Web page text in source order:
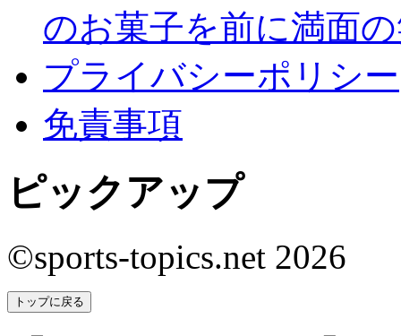
のお菓子を前に満面
プライバシーポリシー
免責事項
ピックアップ
©sports-topics.net 2026
トップに戻る